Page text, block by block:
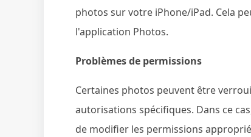
photos sur votre iPhone/iPad. Cela
l'application Photos.
Problèmes de permissions
Certaines photos peuvent être
autorisations spécifiques. Dans ce
de modifier les permissions